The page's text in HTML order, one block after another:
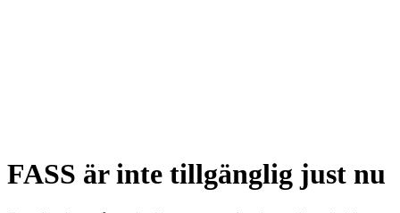
FASS är inte tillgänglig just nu